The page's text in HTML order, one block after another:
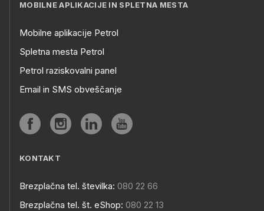
MOBILNE APLIKACIJE IN SPLETNA MESTA
Mobilne aplikacije Petrol
Spletna mesta Petrol
Petrol raziskovalni panel
Email in SMS obveščanje
KONTAKT
Brezplačna tel. številka: 080 22 66
Brezplačna tel. št. eShop: 080 22 13